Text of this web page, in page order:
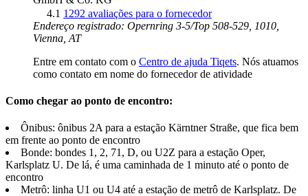
4.1 1292 avaliações para o fornecedor
Endereço registrado: Opernring 3-5/Top 508-529, 1010,
Vienna, AT
Entre em contato com o Centro de ajuda Tiqets. Nós atuamos
como contato em nome do fornecedor de atividade
Como chegar ao ponto de encontro:
Ônibus: ônibus 2A para a estação Kärntner Straße, que fica bem
em frente ao ponto de encontro
Bonde: bondes 1, 2, 71, D, ou U2Z para a estação Oper,
Karlsplatz U. De lá, é uma caminhada de 1 minuto até o ponto de
encontro
Metrô: linha U1 ou U4 até a estação de metrô de Karlsplatz. De